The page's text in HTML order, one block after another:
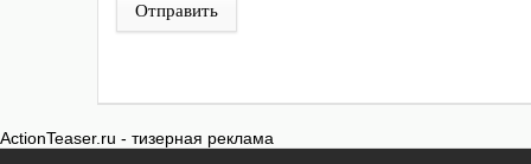
Отправить
ActionTeaser.ru - тизерная реклама